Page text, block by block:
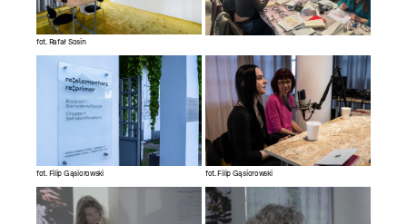
fot. Rafał Sosin
fot. Filip Gąsiorowski fot. Filip Gąsiorowski